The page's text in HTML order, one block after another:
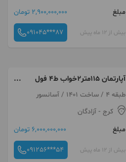
مبلغ
2,900,000,000 تومان
بیش از 12 ماه پیش 091045***87
آپارتمان ۱۱۵متر۲خواب ط۴ فول
کابینت اردلان آزادگان
طبقه 4 / ساخت 1401 / آسانسور
کرج - آزادگان
مبلغ
6,000,000,000 تومان
بیش از 12 ماه پیش 091256***54